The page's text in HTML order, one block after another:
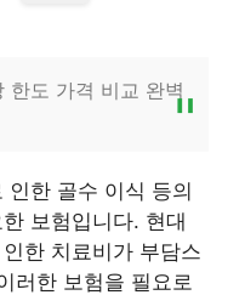
한도 가격 비교 완벽
한 골수 이식 등의
보험입니다. 현대
한 치료비가 부담스
러한 보험을 필요로